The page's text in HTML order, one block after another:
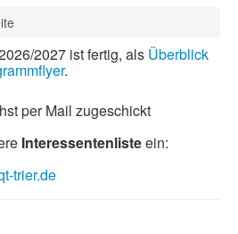
2027 ist fertig, als Überblick
.
per Mail zugeschickt
Interessentenlisteein:
trier.de